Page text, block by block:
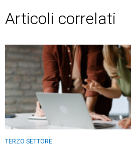
Articoli correlati
TERZO SETTORE